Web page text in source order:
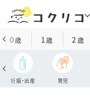
0歳 1歳 2 歳
妊娠・出産 育児